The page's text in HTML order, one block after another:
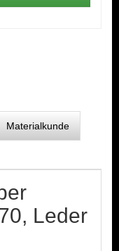
Materialkunde
Leder